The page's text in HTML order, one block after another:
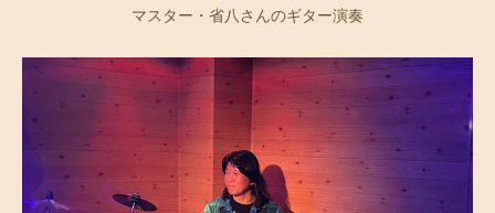
マスター・省八さんのギター演奏